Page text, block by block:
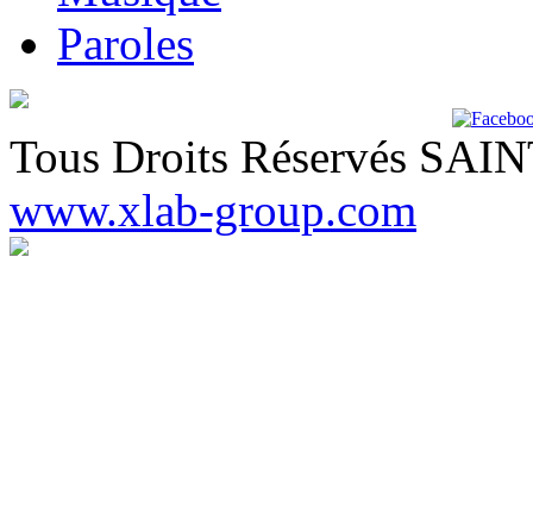
Paroles
Tous Droits Réservés
www.xlab-group.com